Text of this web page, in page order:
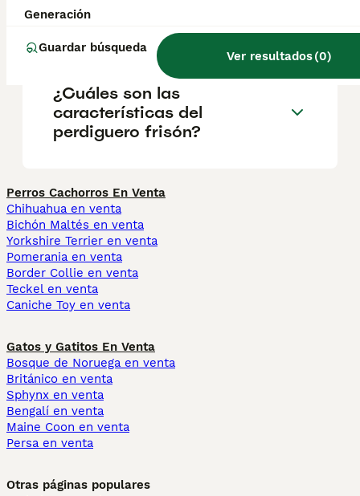
Generación
Guardar búsqueda
Ver resultados(0)
¿Cuál es el perro más
pequeño y tranquilo?
¿Cuáles son las
características del
perdiguero frisón?
Perros Cachorros En Venta
Chihuahua en venta
Bichón Maltés en venta
Yorkshire Terrier en venta
Pomerania en venta
Border Collie en venta
Teckel en venta
Caniche Toy en venta
Gatos y Gatitos En Venta
Bosque de Noruega en venta
Británico en venta
Sphynx en venta
Bengalí en venta
Maine Coon en venta
Persa en venta
Otras páginas populares